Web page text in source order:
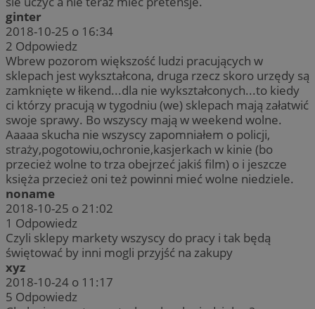
ginter
2018-10-25 o 16:34
2 Odpowiedz
Wbrew pozorom większość ludzi pracujących w
sklepach jest wykształcona, druga rzecz skoro urzędy są
zamknięte w łikend...dla nie wykształconych...to kiedy
ci którzy pracują w tygodniu (we) sklepach mają załatwić
swoje sprawy. Bo wszyscy mają w weekend wolne.
Aaaaa skucha nie wszyscy zapomniałem o policji,
straży,pogotowiu,ochronie,kasjerkach w kinie (bo
przecież wolne to trza obejrzeć jakiś film) o i jeszcze
księża przecież oni też powinni mieć wolne niedziele.
noname
2018-10-25 o 21:02
1 Odpowiedz
Czyli sklepy markety wszyscy do pracy i tak będą
świętować by inni mogli przyjść na zakupy
xyz
2018-10-24 o 11:17
5 Odpowiedz